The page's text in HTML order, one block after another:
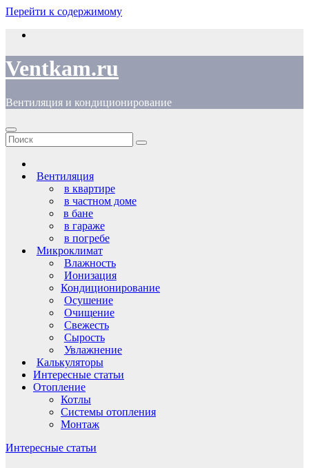
Перейти к содержимому
Ventkam.ru
Вентиляция и кондиционирование
Вентиляция
в квартире
в частном доме
в бане
в гараже
в погребе
Микроклимат
Влажность
Ионизация
Кондиционирование
Осушение
Очищение
Свежесть
Сырость
Увлажнение
Калькуляторы
Интересные статьи
Отопление
Котлы
Системы отопления
Монтаж
Интересные статьи